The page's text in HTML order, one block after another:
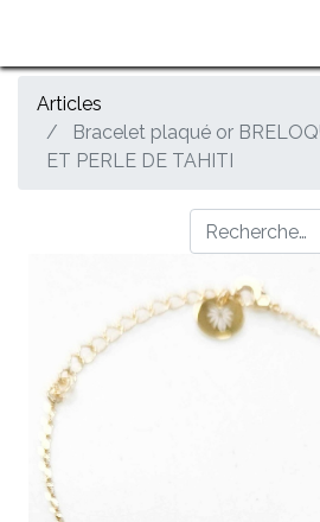
Articles
Bracelet plaqué or
ET PERLE DE TAHITI